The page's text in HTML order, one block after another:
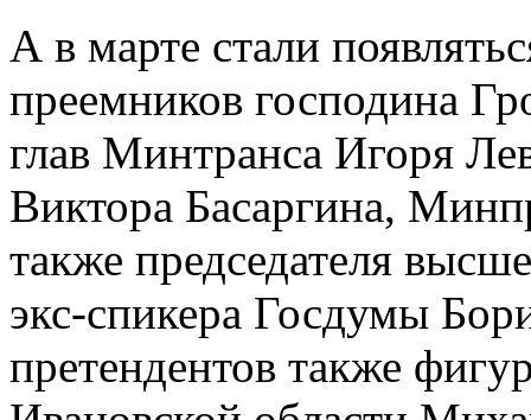
А в марте стали
преемников господина
глав Минтранса Игоря
Виктора Басаргина,
также председателя
экс-спикера Госдумы
претендентов также